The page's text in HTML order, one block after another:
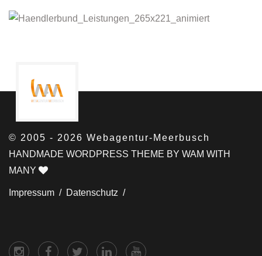
© 2005 - 2026 Webagentur-Meerbusch
HANDMADE WORDPRESS THEME BY WAM WITH
MANY
Impressum / Datenschutz /